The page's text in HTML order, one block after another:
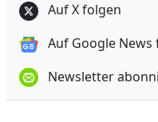
Auf X folgen
Auf Google News
Newsletter